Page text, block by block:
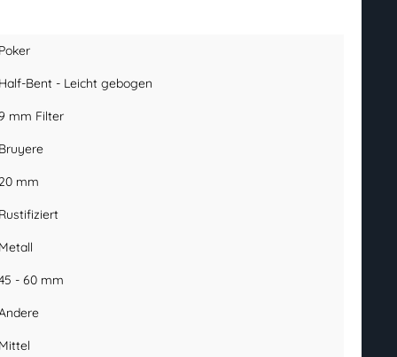
Bent - Leicht gebogen
mm Filter
mm
- 60 mm